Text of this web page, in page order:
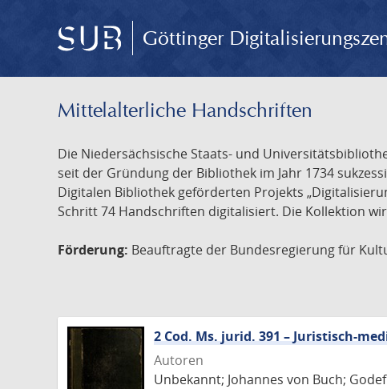
Göttinger
Mittelalterliche Handschriften
Die Niedersächsische Staats- und
seit der Gründung der Bibliothek im Jahr 1734
Digitalen Bibliothek geförderten Projekts
Schritt 74 Handschriften digitalisiert. Die Kollektion
Förderung: Beauftragte der Bundesregierung für
2 Cod. Ms. jurid. 391 – Juristisch-
Autoren
Unbekannt; Johannes von Buch;